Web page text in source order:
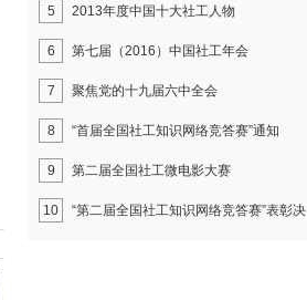
5 2013年度中国十大社工人物
6 第七届（2016）中国社工年会
7 聚焦党的十九届六中全会
8 “首届全国社工知识网络竞答赛”通知
9 第二届全国社工微电影大赛
10 “第二届全国社工知识网络竞答赛”表彰决